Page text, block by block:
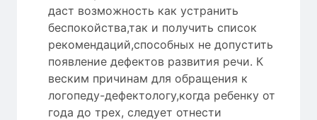
даст возможность как устранить
беспокойства,так и получить список
рекомендаций,способных не допустить
появление дефектов развития речи. К
веским причинам для обращения к
логопеду-дефектологу,когда ребенку от
года до трех, следует отнести